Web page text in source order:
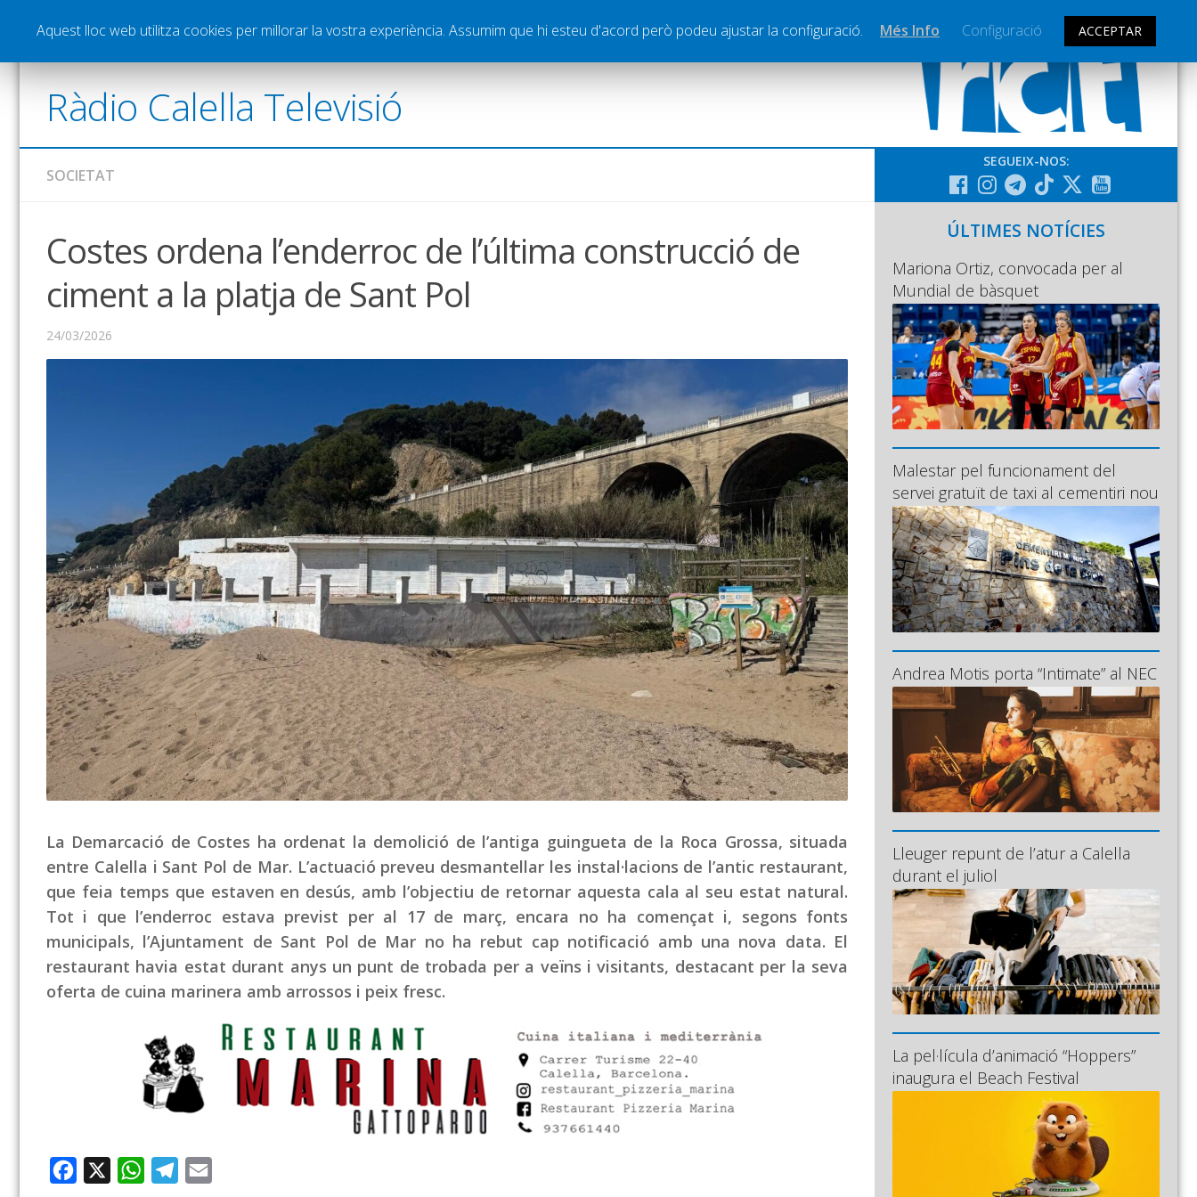
Notícies Esports Pòdcasts Vídeos Graella Publicitat Contacte
Ràdio Calella Televisió
SOCIETAT
Costes ordena l’enderroc de l’última construcció de
ciment a la platja de Sant Pol
24/03/2026
La Demarcació de Costes ha ordenat la demolició de l’antiga guingueta de la Roca Grossa, situada
entre Calella i Sant Pol de Mar. L’actuació preveu desmantellar les instal·lacions de l’antic restaurant,
que feia temps que estaven en desús, amb l’objectiu de retornar aquesta cala al seu estat natural.
Tot i que l’enderroc estava previst per al 17 de març, encara no ha començat i, segons fonts
municipals, l’Ajuntament de Sant Pol de Mar no ha rebut cap notificació amb una nova data. El
restaurant havia estat durant anys un punt de trobada per a veïns i visitants, destacant per la seva
oferta de cuina marinera amb arrossos i peix fresc.
Facebook WhatsAppTelegram
SEGUEIX-NOS:
ÚLTIMES NOTÍCIES
Mariona Ortiz, convocada per al
Mundial de bàsquet
Malestar pel funcionament del
servei gratuït de taxi al cementiri nou
Andrea Motis porta “Intimate” al NEC
Lleuger repunt de l’atur a Calella
durant el juliol
La pel·lícula d’animació “Hoppers”
inaugura el Beach Festival
Aquest lloc web utilitza cookies per millorar la vostra experiència. Assumim que hi esteu d'acord però podeu ajustar la configuració. Més Info Configuració ACCEPTAR